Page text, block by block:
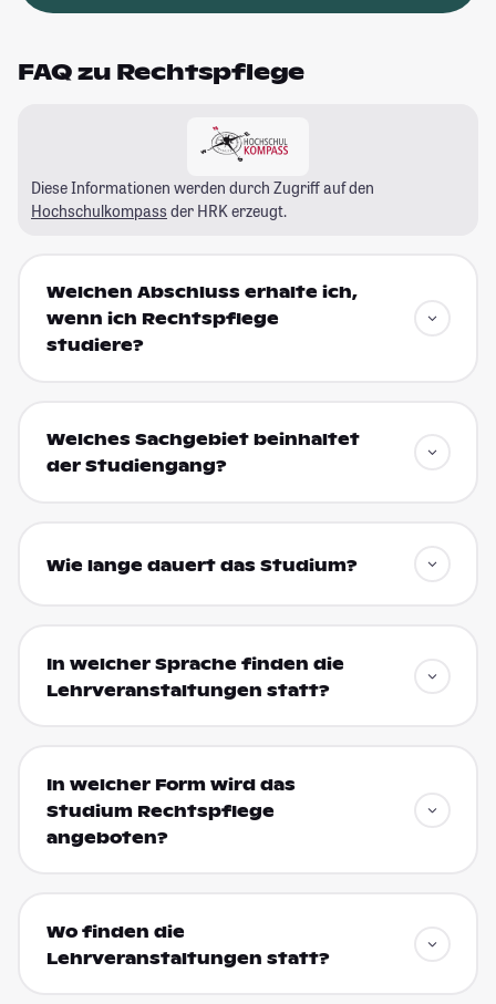
FAQ zu Rechtspflege
Diese Informationen werden durch Zugriff auf den
Hochschulkompass der HRK erzeugt.
Welchen Abschluss erhalte ich,
wenn ich Rechtspflege
studiere?
Welches Sachgebiet beinhaltet
der Studiengang?
Wie lange dauert das Studium?
In welcher Sprache finden die
Lehrveranstaltungen statt?
In welcher Form wird das
Studium Rechtspflege
angeboten?
Wo finden die
Lehrveranstaltungen statt?